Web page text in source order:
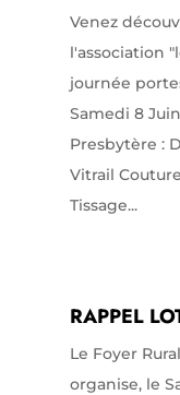
Venez
l'association
journée
Samedi 8
Presbytère :
Vitrail
Tissage...
RAPPEL
Le Foyer
organise, le